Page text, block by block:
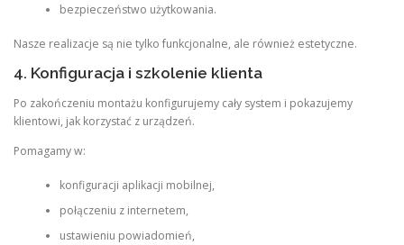
bezpieczeństwo użytkowania.
Nasze realizacje są nie tylko funkcjonalne, ale również estetyczne.
4. Konfiguracja i szkolenie klienta
Po zakończeniu montażu konfigurujemy cały system i pokazujemy
klientowi, jak korzystać z urządzeń.
Pomagamy w:
konfiguracji aplikacji mobilnej,
połączeniu z internetem,
ustawieniu powiadomień,